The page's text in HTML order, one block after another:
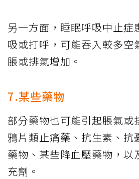
另一方面，睡眠呼吸中止症
吸或打呼，可能吞入較多空
脹或排氣增加。
7.某些藥物
部分藥物也可能引起脹氣或
鴉片類止痛藥、抗生素、抗
藥物、某些降血壓藥物，以
充劑。